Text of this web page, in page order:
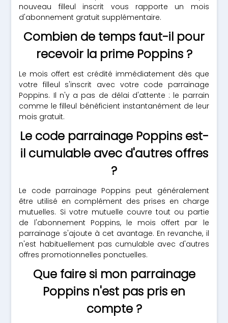
nouveau filleul inscrit vous rapporte un mois
d'abonnement gratuit supplémentaire.
Combien de temps faut-il pour
recevoir la prime Poppins ?
Le mois offert est crédité immédiatement dès que
votre filleul s'inscrit avec votre code parrainage
Poppins. Il n'y a pas de délai d'attente : le parrain
comme le filleul bénéficient instantanément de leur
mois gratuit.
Le code parrainage Poppins est-
il cumulable avec d'autres offres
?
Le code parrainage Poppins peut généralement
être utilisé en complément des prises en charge
mutuelles. Si votre mutuelle couvre tout ou partie
de l'abonnement Poppins, le mois offert par le
parrainage s'ajoute à cet avantage. En revanche, il
n'est habituellement pas cumulable avec d'autres
offres promotionnelles ponctuelles.
Que faire si mon parrainage
Poppins n'est pas pris en
compte ?